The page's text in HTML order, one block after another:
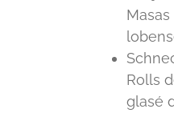
Rolls
glasé